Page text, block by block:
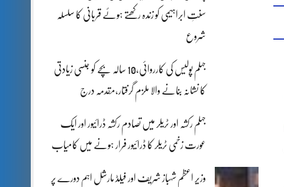
سنتِ ابراہیمی کو زندہ رکھتے ہوئے قربانی کا سلسلہ
شروع
جہلم پولیس کی کارروائی،10 سالہ بچے کو جنسی زیادتی
کا نشانہ بنانے والا ملزم گرفتار،مقدمہ درج
جہلم رکشہ اور ٹریلر میں تصادم رکشہ ڈرائیور اور ایک
عورت زخمی ٹریلر کا ڈرائیور فرار ہونے میں کامیاب
وزیر اعظم شہباز شریف اور فیلڈ مارشل اہم دورے پر